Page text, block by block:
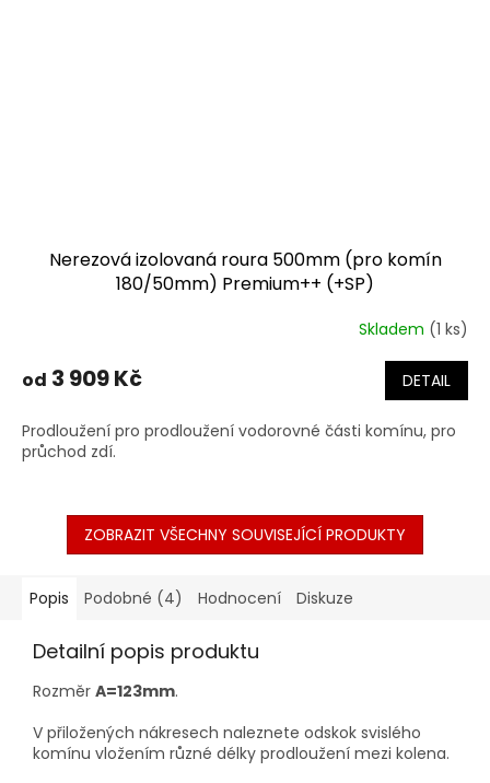
Nerezová izolovaná roura 500mm (pro komín
180/50mm) Premium++ (+SP)
Skladem (1 ks)
od 3 909 Kč DETAIL
Prodloužení pro prodloužení vodorovné části komínu, pro
průchod zdí.
ZOBRAZIT VŠECHNY SOUVISEJÍCÍ PRODUKTY
Popis Podobné (4) Hodnocení Diskuze
Detailní popis produktu
Rozměr A=123mm.
V přiložených nákresech naleznete odskok svislého
komínu vložením různé délky prodloužení mezi kolena.